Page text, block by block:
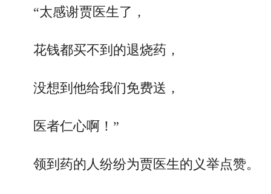
“太感谢贾医生了，
花钱都买不到的退烧药，
没想到他给我们免费送，
医者仁心啊！”
领到药的人纷纷为贾医生的义举点赞。